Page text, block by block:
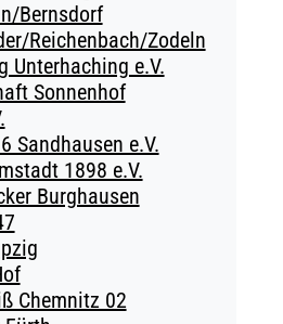
Bernsdorf
Reichenbach/Zodeln
Unterhaching e.V.
Sonnenhof
Sandhausen e.V.
1898 e.V.
Burghausen
Chemnitz 02